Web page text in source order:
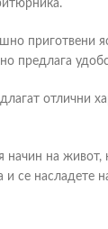
приготвени
предлага
отлични
на живот,
се насладете